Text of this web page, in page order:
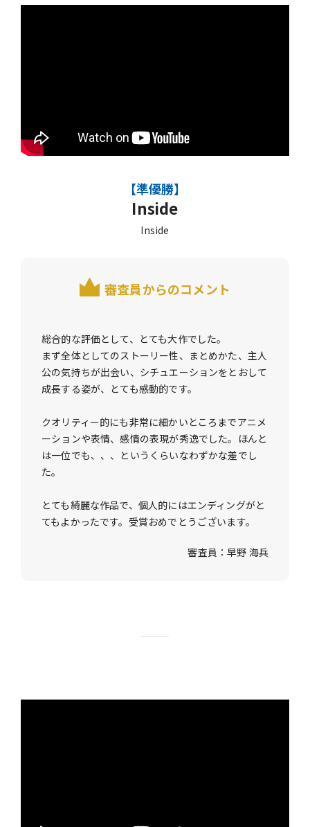
【準優勝】
Inside
Inside
審査員からのコメント
総合的な評価として、とても大作でした。
まず全体としてのストーリー性、まとめかた、主人
公の気持ちが出会い、シチュエーションをとおして
成長する姿が、とても感動的です。
クオリティー的にも非常に細かいところまでアニメ
ーションや表情、感情の表現が秀逸でした。ほんと
は一位でも、、、というくらいなわずかな差でし
た。
とても綺麗な作品で、個人的にはエンディングがと
てもよかったです。受賞おめでとうございます。
審査員：早野 海兵